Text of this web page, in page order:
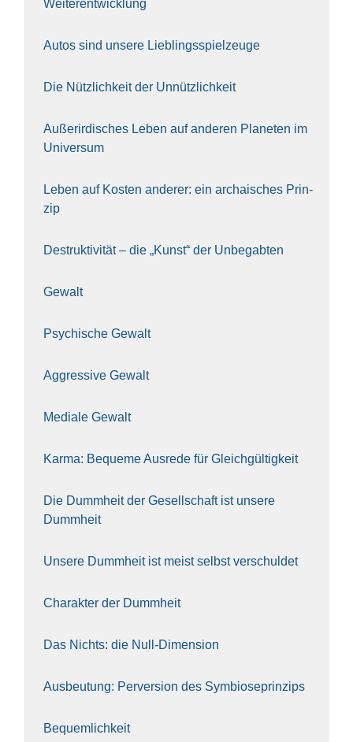
Wei­ter­ent­wick­lung
Autos sind unse­re Lieb­lings­spiel­zeu­ge
Die Nütz­lich­keit der Unnütz­lich­keit
Außer­ir­di­sches Leben auf ande­ren Pla­ne­ten im
Uni­ver­sum
Leben auf Kos­ten ande­rer: ein archai­sches Prin­
zip
Destruk­ti­vi­tät – die „Kunst“ der Unbe­gab­ten
Gewalt
Psy­chi­sche Gewalt
Aggres­si­ve Gewalt
Media­le Gewalt
Kar­ma: Beque­me Aus­re­de für Gleich­gül­tig­keit
Die Dumm­heit der Gesell­schaft ist unse­re
Dumm­heit
Unse­re Dumm­heit ist meist selbst ver­schul­det
Cha­rak­ter der Dumm­heit
Das Nichts: die Null-Dimen­si­on
Aus­beu­tung: Per­ver­si­on des Sym­bio­se­prin­zips
Bequem­lich­keit